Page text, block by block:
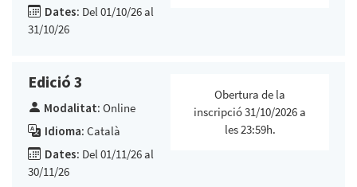
Dates: Del 01/10/26 al
31/10/26
Edició 3
Modalitat: Online
Idioma: Català
Dates: Del 01/11/26 al
30/11/26
Obertura de la
inscripció 31/10/2026 a
les 23:59h.